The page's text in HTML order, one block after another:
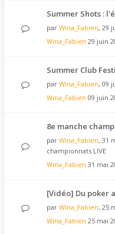
Summer Shots :
par Wina_Fabien, 29
Wina_Fabien 29 juin
Summer Club
par Wina_Fabien, 09
Wina_Fabien 09 juin
8e manche
par Wina_Fabien, 31
championnats LIVE
Wina_Fabien 31 mai
[Vidéo] Du poker
par Wina_Fabien, 25
Wina_Fabien 25 mai